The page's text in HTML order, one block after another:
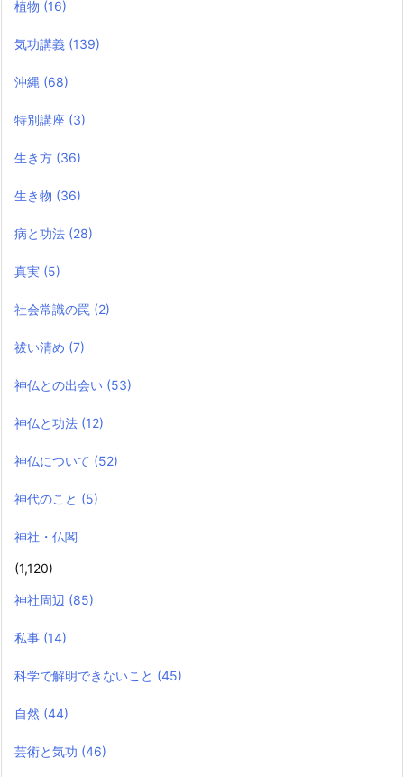
植物 (16)
気功講義 (139)
沖縄 (68)
特別講座 (3)
生き方 (36)
生き物 (36)
病と功法 (28)
真実 (5)
社会常識の罠 (2)
祓い清め (7)
神仏との出会い (53)
神仏と功法 (12)
神仏について (52)
神代のこと (5)
神社・仏閣
(1,120)
神社周辺 (85)
私事 (14)
科学で解明できないこと (45)
自然 (44)
芸術と気功 (46)